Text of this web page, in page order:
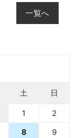
一覧へ
土 日
1
2
8
9